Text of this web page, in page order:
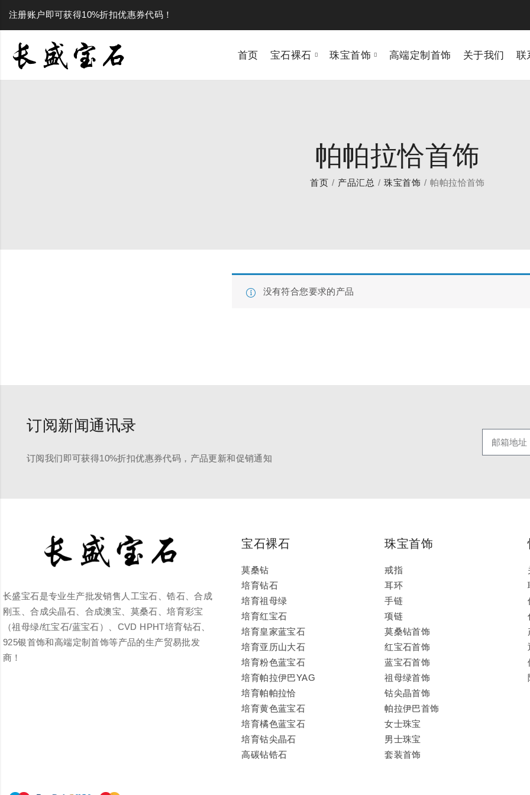
注册账户即可获得10%折扣优惠券代码！
首页 宝石裸石 珠宝首饰 高端定制首饰 关于我们 联
帕帕拉恰首饰
首页 产品汇总 珠宝首饰 帕帕拉恰首饰
没有符合您要求的产品
订阅新闻通讯录
订阅我们即可获得10%折扣优惠券代码，产品更新和促销通知
长盛宝石是专业生产批发销售人工宝石、锆石、合成
刚玉、合成尖晶石、合成澳宝、莫桑石、培育彩宝
（祖母绿/红宝石/蓝宝石）、CVD HPHT培育钻石、
925银首饰和高端定制首饰等产品的生产贸易批发
商！
宝石裸石
莫桑钻
培育钻石
培育祖母绿
培育红宝石
培育皇家蓝宝石
培育亚历山大石
培育粉色蓝宝石
培育帕拉伊巴YAG
培育帕帕拉恰
培育黄色蓝宝石
培育橘色蓝宝石
培育钴尖晶石
高碳钻锆石
珠宝首饰
戒指
耳环
手链
项链
莫桑钻首饰
红宝石首饰
蓝宝石首饰
祖母绿首饰
钴尖晶首饰
帕拉伊巴首饰
女士珠宝
男士珠宝
套装首饰